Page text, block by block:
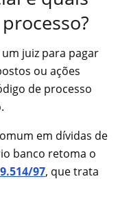
juiz para pagar
ou ações
de processo
em dívidas de
banco retoma o
97, que trata